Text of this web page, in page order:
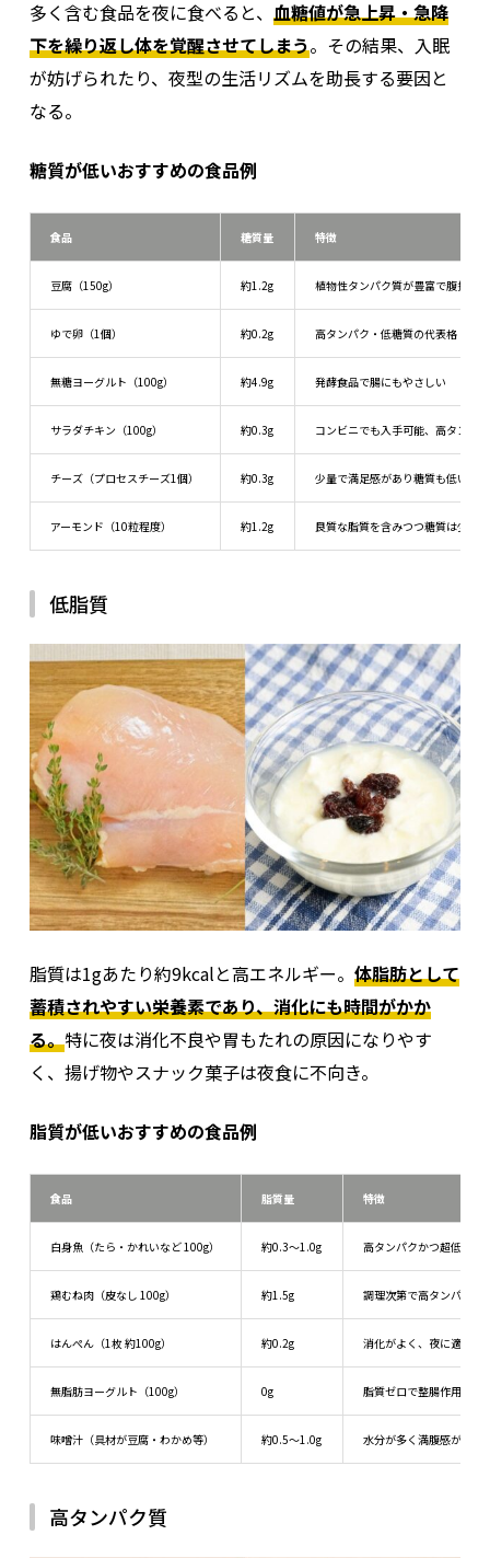
女性の場合、夜中の空腹感は生理周期とも深く関わっ
ている。特に排卵後から生理前までの期間は身体がエ
ネルギーを蓄えようとする
強まり、夜中に空腹を感じてしまうことも。
監修者：古谷
生理時のホルモンは食欲ホルモンと別のものですが、相互に影
無理のない範囲で、生理周期に応じた食事管理や夜食対策をし
黄体期から卵胞期までの空腹対策例
時期 起こりやすいこと
黄体期 基礎代謝が上がり、食欲が強まる／甘いもの・脂質を欲しやすい
生理中 ホルモン変動による気分の落ち込み／鉄分不足
卵胞期 食欲は比較的安定／体調が整いやすい
胃もたれや消化不良が起きる
深夜の時間帯に消化管への負担が大きくなると、胃も
たれや翌朝の消化不良に影響する。
多い食品は、消化に時間がかかるため胃腸への負担が
大きい。
夜食に不向きな脂質・糖質の多い食品例
ラーメン 高脂質・高塩分で消化に時間がかかる
カレーライス 脂質・糖質ともに多く、消化負担が大きい
ピザ 高カロリーかつ脂肪分が多く、胃に残りやすい
ケーキ・菓子パン 高糖質＋脂質で血糖値も乱れやすい
アイスクリーム 冷たい食品は胃の働きを弱め、消化を妨げる
監修者：古谷
理想的には夜中の食事を避け、胃腸を休ませることが望ましい
です。しかし、どうしても食べなければならない場合には、消化
にやさしい食材を選び量を控えめにしましょう。例えば、おか
ゆ・豆腐・スープ類などが適しています。
多く含む食品を夜に食べると、 血糖値が急上昇・急降
下を繰り返し体を覚醒させてしまう。その結果、入眠
が妨げられたり、夜型の生活リズムを助長する要因と
なる。
糖質が低いおすすめの食品例
食品 糖質量 特徴
豆腐（150g） 約1.2g 植物性タンパク質が豊富で腹持ち
ゆで卵（1個） 約0.2g 高タンパク・低糖質の代表格
無糖ヨーグルト（100g） 約4.9g 発酵食品で腸にもやさしい
サラダチキン（100g） 約0.3g コンビニでも入手可能、高タンパ
チーズ（プロセスチーズ1個） 約0.3g 少量で満足感があり糖質も低い
アーモンド（10粒程度） 約1.2g 良質な脂質を含みつつ糖質は少なめ
低脂質
脂質は1gあたり約9kcalと高エネルギー。 体脂肪として
蓄積されやすい栄養素であり、消化にも時間がかか
る。特に夜は消化不良や胃もたれの原因になりやす
く、揚げ物やスナック菓子は夜食に不向き。
脂質が低いおすすめの食品例
食品 脂質量 特徴
白身魚（たら・かれいなど 100g） 約0.3〜1.0g 高タンパクかつ超低脂質
鶏むね肉（皮なし 100g） 約1.5g 調理次第で高タンパク・
はんぺん（1枚 約100g） 約0.2g 消化がよく、夜に適した
無脂肪ヨーグルト（100g） 0g 脂質ゼロで整腸作用もあ
味噌汁（具材が豆腐・わかめ等） 約0.5〜1.0g 水分が多く満腹感が得ら
高タンパク質